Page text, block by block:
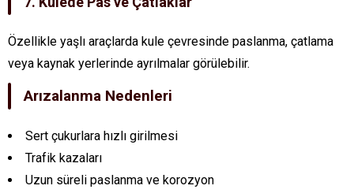
Özellikle yaşlı araçlarda kule çevresinde paslanma, çatlama
veya kaynak yerlerinde ayrılmalar görülebilir.
Arızalanma Nedenleri
Sert çukurlara hızlı girilmesi
Trafik kazaları
Uzun süreli paslanma ve korozyon